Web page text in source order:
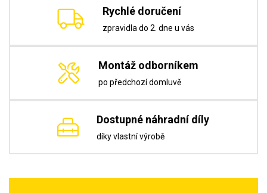
Rychlé doručení
zpravidla do 2. dne u vás
Montáž odborníkem
po předchozí domluvě
Dostupné náhradní díly
díky vlastní výrobě